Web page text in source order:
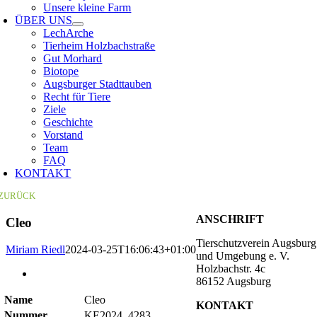
Unsere kleine Farm
ÜBER UNS
LechArche
Tierheim Holzbachstraße
Gut Morhard
Biotope
Augsburger Stadttauben
Recht für Tiere
Ziele
Geschichte
Vorstand
Team
FAQ
KONTAKT
Cleo
Miriam Riedl2024-03-25T16:06:43+01:00
Name
Cleo
ANSCHRIFT
Tierschutzverein Augsburg
und Umgebung e. V.
Holzbachstr. 4c
86152 Augsburg
KONTAKT